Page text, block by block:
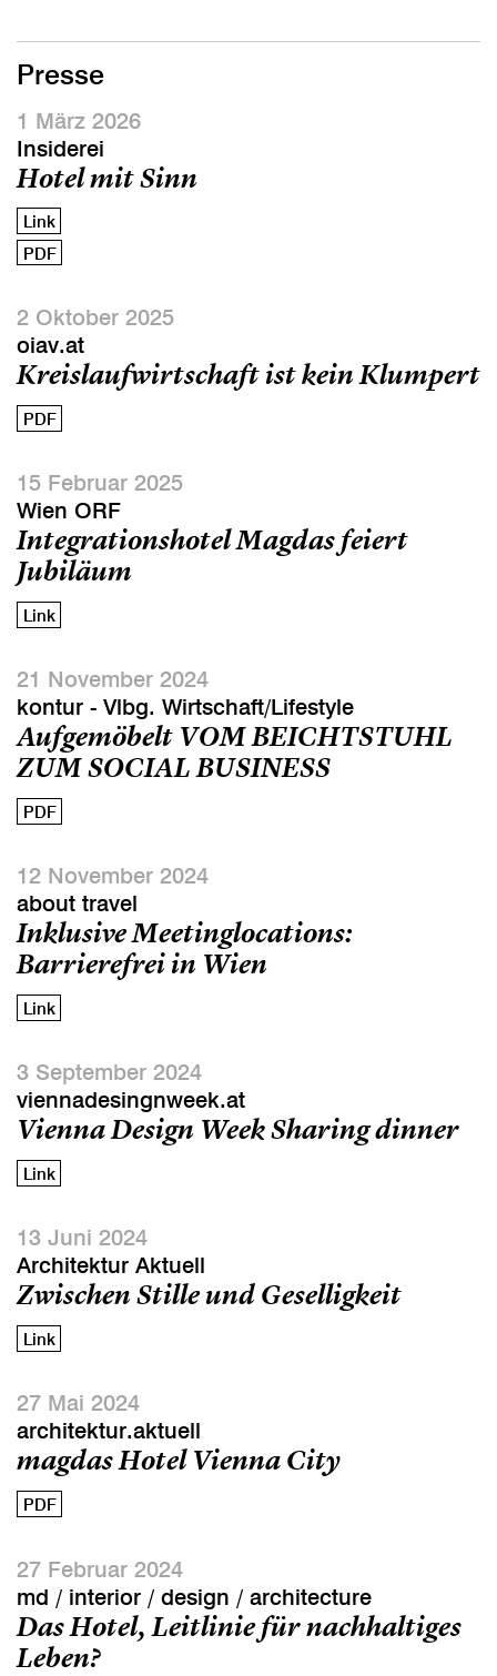
Presse
1 März 2026
Insiderei
Hotel mit Sinn
Link
PDF
2 Oktober 2025
oiav.at
Kreislaufwirtschaft ist kein Klumpert
PDF
15 Februar 2025
Wien ORF
Integrationshotel Magdas feiert
Jubiläum
Link
21 November 2024
kontur - Vlbg. Wirtschaft/Lifestyle
Aufgemöbelt VOM BEICHTSTUHL
ZUM SOCIAL BUSINESS
PDF
12 November 2024
about travel
Inklusive Meetinglocations:
Barrierefrei in Wien
Link
3 September 2024
viennadesingnweek.at
Vienna Design Week Sharing dinner
Link
13 Juni 2024
Architektur Aktuell
Zwischen Stille und Geselligkeit
Link
27 Mai 2024
architektur.aktuell
magdas Hotel Vienna City
PDF
27 Februar 2024
md / interior / design / architecture
Das Hotel, Leitlinie für nachhaltiges
Leben?